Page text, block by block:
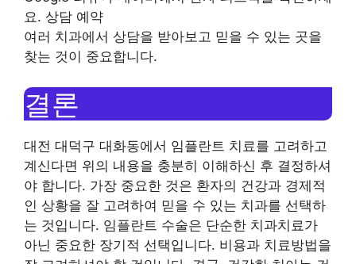
요. 상담 예약
여러 치과에서 상담을 받아보고 믿을 수 있는 곳을
찾는 것이 중요합니다.
결론
대전 대덕구 대화동에서 임플란트 치료를 고려하고
계신다면 위의 내용을 충분히 이해하신 후 결정하셔
야 합니다. 가장 중요한 것은 환자의 건강과 경제적
인 상황을 잘 고려하여 믿을 수 있는 치과를 선택하
는 것입니다. 임플란트 수술은 단순한 치과치료가
아닌 중요한 장기적 선택입니다. 비용과 치료방법을